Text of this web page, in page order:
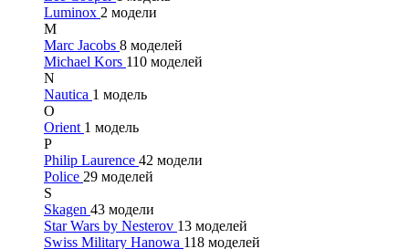
Luminox 2 модели
M
Marc Jacobs 8 моделей
Michael Kors 110 моделей
N
Nautica 1 модель
O
Orient 1 модель
P
Philip Laurence 42 модели
Police 29 моделей
S
Skagen 43 модели
Star Wars by Nesterov 13 моделей
Swiss Military Hanowa 118 моделей